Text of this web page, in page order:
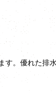
す。優れた排